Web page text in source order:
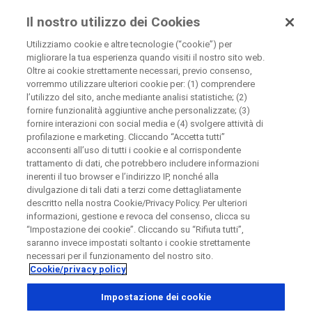
Roche per i Pazienti
Disease Area Overview
Blood Disorder
Paroxysmal Nocturnal Hemoglobinuria
Paroxysmal Nocturnal
Hemoglobinuria
Chiudi
Contatta direttamente Roche se hai domande
Paese
Italia, selected
Chiudi
Contatta direttamente l'ospedale
Dettagli personali
Nome
Chiudi
Directly contact the sponsor for questions
Chiudi
Chiedi di essere richiamato
Nome
Il nostro utilizzo dei Cookies
Utilizziamo cookie e altre tecnologie (“cookie”) per
migliorare la tua esperienza quando visiti il nostro sito web.
Oltre ai cookie strettamente necessari, previo consenso,
vorremmo utilizzare ulteriori cookie per: (1) comprendere
l’utilizzo del sito, anche mediante analisi statistiche; (2)
fornire funzionalità aggiuntive anche personalizzate; (3)
fornire interazioni con social media e (4) svolgere attività di
profilazione e marketing. Cliccando “Accetta tutti”
acconsenti all’uso di tutti i cookie e al corrispondente
trattamento di dati, che potrebbero includere informazioni
inerenti il tuo browser e l’indirizzo IP, nonché alla
divulgazione di tali dati a terzi come dettagliatamente
descritto nella nostra Cookie/Privacy Policy. Per ulteriori
informazioni, gestione e revoca del consenso, clicca su
“Impostazione dei cookie”. Cliccando su “Rifiuta tutti”,
saranno invece impostati soltanto i cookie strettamente
necessari per il funzionamento del nostro sito.
Cookie/privacy policy
Impostazione dei cookie